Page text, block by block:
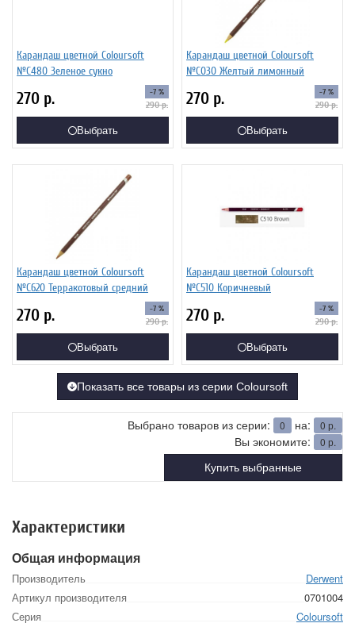
Карандаш цветной Coloursoft
№C480 Зеленое сукно
270 р. -7 %
290р.
Выбрать
Карандаш цветной Coloursoft
№C030 Желтый лимонный
270 р. -7 %
290р.
Выбрать
Карандаш цветной Coloursoft
№C620 Терракотовый средний
270 р. -7 %
290р.
Выбрать
Карандаш цветной Coloursoft
№C510 Коричневый
270 р. -7 %
290р.
Выбрать
Показать все товары из серии Coloursoft
Выбрано товаров из серии: 0 на: 0 р.
Вы экономите: 0 р.
Купить выбранные
Характеристики
Общая информация
Производитель
Derwent
Артикул производителя
0701004
Серия
Coloursoft